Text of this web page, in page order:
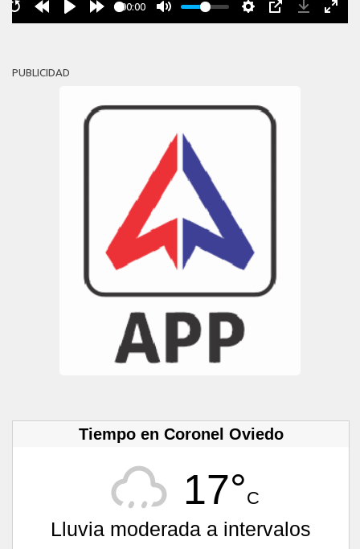
00:00
PUBLICIDAD
Tiempo en Coronel Oviedo
17°C
Lluvia moderada a intervalos